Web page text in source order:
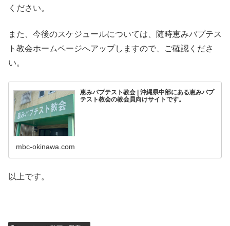
ください。
また、今後のスケジュールについては、随時恵みバプテス
ト教会ホームページへアップしますので、ご確認くださ
い。
恵みバプテスト教会 | 沖縄県中部にある恵みバプ
テスト教会の教会員向けサイトです。
mbc-okinawa.com
以上です。